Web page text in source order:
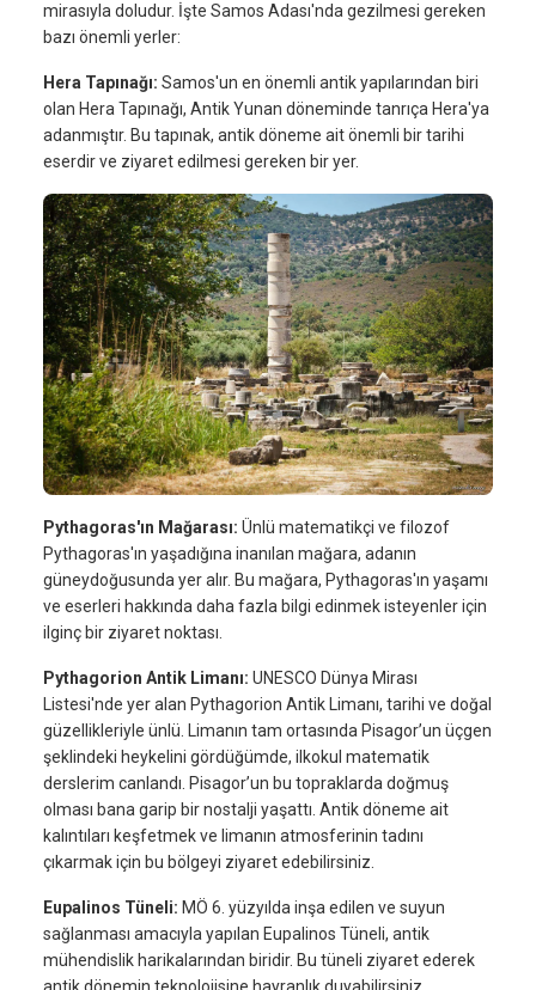
mirasıyla doludur. İşte Samos Adası'nda gezilmesi gereken
bazı önemli yerler:
Hera Tapınağı: Samos'un en önemli antik yapılarından biri
olan Hera Tapınağı, Antik Yunan döneminde tanrıça Hera'ya
adanmıştır. Bu tapınak, antik döneme ait önemli bir tarihi
eserdir ve ziyaret edilmesi gereken bir yer.
Pythagoras'ın Mağarası: Ünlü matematikçi ve filozof
Pythagoras'ın yaşadığına inanılan mağara, adanın
güneydoğusunda yer alır. Bu mağara, Pythagoras'ın yaşamı
ve eserleri hakkında daha fazla bilgi edinmek isteyenler için
ilginç bir ziyaret noktası.
Pythagorion Antik Limanı: UNESCO Dünya Mirası
Listesi'nde yer alan Pythagorion Antik Limanı, tarihi ve doğal
güzellikleriyle ünlü. Limanın tam ortasında Pisagor’un üçgen
şeklindeki heykelini gördüğümde, ilkokul matematik
derslerim canlandı. Pisagor’un bu topraklarda doğmuş
olması bana garip bir nostalji yaşattı. Antik döneme ait
kalıntıları keşfetmek ve limanın atmosferinin tadını
çıkarmak için bu bölgeyi ziyaret edebilirsiniz.
Eupalinos Tüneli: MÖ 6. yüzyılda inşa edilen ve suyun
sağlanması amacıyla yapılan Eupalinos Tüneli, antik
mühendislik harikalarından biridir. Bu tüneli ziyaret ederek
antik dönemin teknolojisine hayranlık duyabilirsiniz.